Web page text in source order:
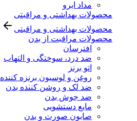
مداد ابرو
محصولات بهداشتی و مراقبتی
محصولات بهداشتی و مراقبتی
محصولات مراقبت از بدن
افترسان
ضد درد، سوختگی و التهاب
اتو برنز
روغن و لوسیون برنزه کننده
ضد لک و روشن کننده بدن
ضد جوش بدن
مایع دستشویی
صابون صورت و بدن